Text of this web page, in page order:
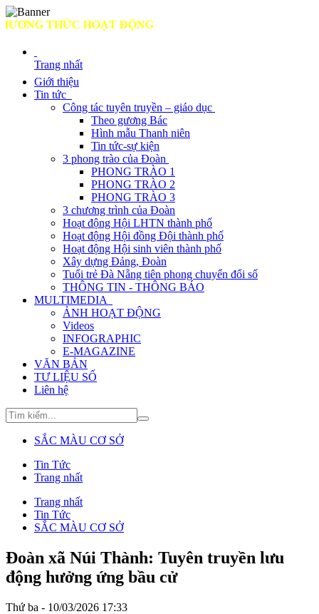
THỨC HOẠT ĐỘNG
Trang nhất
Giới thiệu
Tin tức
Công tác tuyên truyền – giáo dục
Theo gương Bác
Hình mẫu Thanh niên
Tin tức-sự kiện
3 phong trào của Đoàn
PHONG TRÀO 1
PHONG TRÀO 2
PHONG TRÀO 3
3 chương trình của Đoàn
Hoạt động Hội LHTN thành phố
Hoạt động Hội đồng Đội thành phố
Hoạt động Hội sinh viên thành phố
Xây dựng Đảng, Đoàn
Tuổi trẻ Đà Nẵng tiên phong chuyển đổi số
THÔNG TIN - THÔNG BÁO
MULTIMEDIA
ẢNH HOẠT ĐỘNG
Videos
INFOGRAPHIC
E-MAGAZINE
VĂN BẢN
TƯ LIỆU SỐ
Liên hệ
SẮC MÀU CƠ SỞ
Tin Tức
Trang nhất
Trang nhất
Tin Tức
SẮC MÀU CƠ SỞ
Đoàn xã Núi Thành: Tuyên truyền lưu
động hưởng ứng bầu cử
Thứ ba - 10/03/2026 17:33